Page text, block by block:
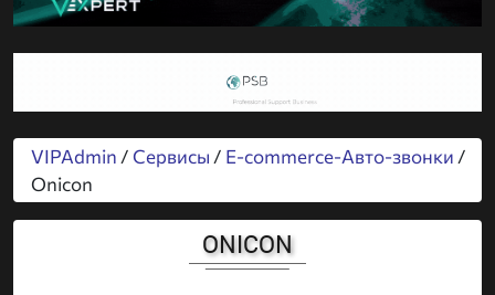
VIPAdmin / Сервисы / E-commerce-Авто-звонки /
Onicon
ONICON